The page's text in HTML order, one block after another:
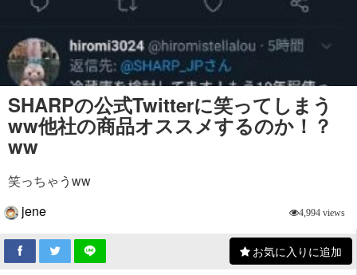
SHARPの公式Twitterに笑ってしまう
ww他社の商品オススメするのか！？
ww
笑っちゃうww
jene
4,994 views
お気に入りに追加